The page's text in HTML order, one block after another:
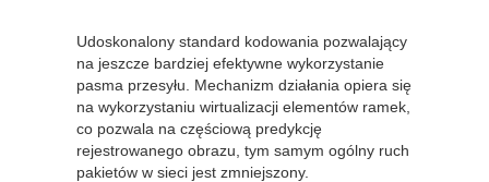
Udoskonalony standard kodowania pozwalający
na jeszcze bardziej efektywne wykorzystanie
pasma przesyłu. Mechanizm działania opiera się
na wykorzystaniu wirtualizacji elementów ramek,
co pozwala na częściową predykcję
rejestrowanego obrazu, tym samym ogólny ruch
pakietów w sieci jest zmniejszony.